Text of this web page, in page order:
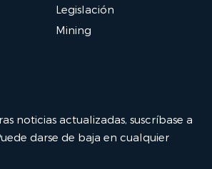
Legislación
Mining
noticias actualizadas, suscríbase a
darse de baja en cualquier